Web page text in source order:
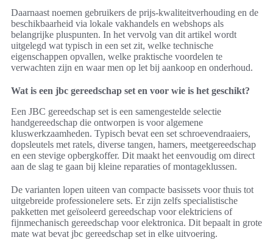
Daarnaast noemen gebruikers de prijs-kwaliteitverhouding en de
beschikbaarheid via lokale vakhandels en webshops als
belangrijke pluspunten. In het vervolg van dit artikel wordt
uitgelegd wat typisch in een set zit, welke technische
eigenschappen opvallen, welke praktische voordelen te
verwachten zijn en waar men op let bij aankoop en onderhoud.
Wat is een jbc gereedschap set en voor wie is het geschikt?
Een JBC gereedschap set is een samengestelde selectie
handgereedschap die ontworpen is voor algemene
kluswerkzaamheden. Typisch bevat een set schroevendraaiers,
dopsleutels met ratels, diverse tangen, hamers, meetgereedschap
en een stevige opbergkoffer. Dit maakt het eenvoudig om direct
aan de slag te gaan bij kleine reparaties of montageklussen.
De varianten lopen uiteen van compacte basissets voor thuis tot
uitgebreide professionelere sets. Er zijn zelfs specialistische
pakketten met geïsoleerd gereedschap voor elektriciens of
fijnmechanisch gereedschap voor elektronica. Dit bepaalt in grote
mate wat bevat jbc gereedschap set in elke uitvoering.